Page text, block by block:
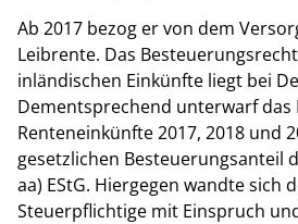
Ab 2017 bezog er von dem
Leibrente. Das
inländischen Einkünfte liegt bei
Dementsprechend unterwarf das
Renteneinkünfte 2017, 2018 und
gesetzlichen Besteuerungsanteil
aa) EStG. Hiergegen wandte sich
Steuerpflichtige mit Einspruch